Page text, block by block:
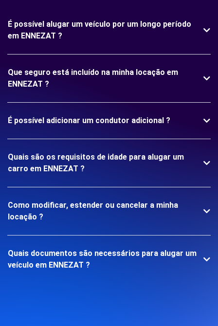
É possível alugar um veículo por um longo período
em ENNEZAT ?
Que seguro está incluído na minha locação em
ENNEZAT ?
É possível adicionar um condutor adicional ?
Quais são os requisitos de idade para alugar um
carro em ENNEZAT ?
Como modificar, estender ou cancelar a minha
locação ?
Quais documentos são necessários para alugar um
veículo em ENNEZAT ?